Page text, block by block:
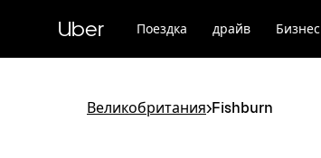
к
Uber Поездка драйв Бизнес
Великобритания>Fishburn